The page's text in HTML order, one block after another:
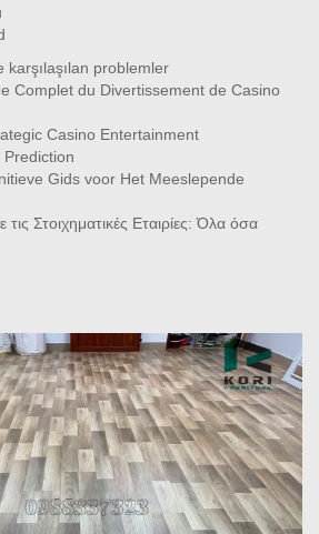
problemler
Complet du Divertissement de Casino
Casino Entertainment
Gids voor Het Meeslepende
Στοιχηματικές Εταιρίες: Όλα όσα